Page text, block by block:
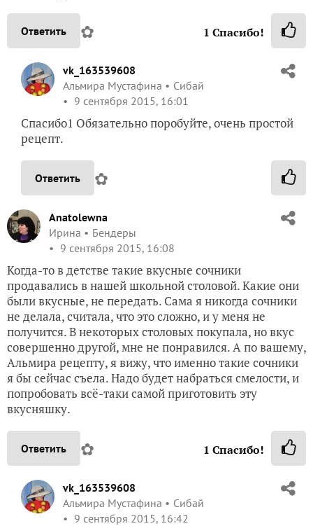
Ответить ✿ 1 Спасибо!
vk_163539608
Альмира Мустафина
Сибай
9 сентября 2015, 16:01
Спасибо1 Обязательно поробуйте, очень простой
рецепт.
Ответить ✿
Anatolewna
Ирина
Бендеры
9 сентября 2015, 16:08
Когда-то в детстве такие вкусные сочники
продавались в нашей школьной столовой. Какие они
были вкусные, не передать. Сама я никогда сочники
не делала, считала, что это сложно, и у меня не
получится. В некоторых столовых покупала, но вкус
совершенно другой, мне не понравился. А по вашему,
Альмира рецепту, я вижу, что именно такие сочники
я бы сейчас съела. Надо будет набраться смелости, и
попробовать всё-таки самой приготовить эту
вкусняшку.
Ответить ✿ 1 Спасибо!
vk_163539608
Альмира Мустафина
Сибай
9 сентября 2015, 16:42